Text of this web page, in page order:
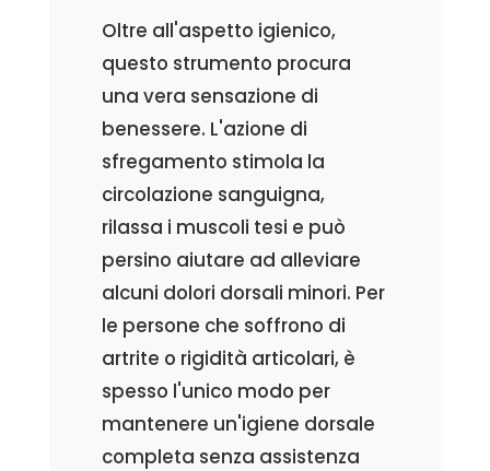
Oltre all'aspetto igienico,
questo strumento procura
una vera sensazione di
benessere. L'azione di
sfregamento stimola la
circolazione sanguigna,
rilassa i muscoli tesi e può
persino aiutare ad alleviare
alcuni dolori dorsali minori. Per
le persone che soffrono di
artrite o rigidità articolari, è
spesso l'unico modo per
mantenere un'igiene dorsale
completa senza assistenza